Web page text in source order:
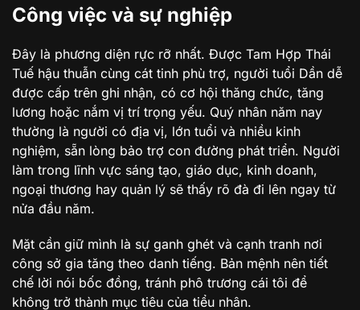
Công việc và sự nghiệp
Đây là phương diện rực rỡ nhất. Được Tam Hợp Thái
Tuế hậu thuẫn cùng cát tinh phù trợ, người tuổi Dần dễ
được cấp trên ghi nhận, có cơ hội thăng chức, tăng
lương hoặc nắm vị trí trọng yếu. Quý nhân năm nay
thường là người có địa vị, lớn tuổi và nhiều kinh
nghiệm, sẵn lòng bảo trợ con đường phát triển. Người
làm trong lĩnh vực sáng tạo, giáo dục, kinh doanh,
ngoại thương hay quản lý sẽ thấy rõ đà đi lên ngay từ
nửa đầu năm.
Mặt cần giữ mình là sự ganh ghét và cạnh tranh nơi
công sở gia tăng theo danh tiếng. Bản mệnh nên tiết
chế lời nói bốc đồng, tránh phô trương cái tôi để
không trở thành mục tiêu của tiểu nhân.